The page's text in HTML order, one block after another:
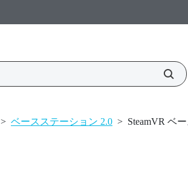
> ベースステーション 2.0 > SteamVR ベ